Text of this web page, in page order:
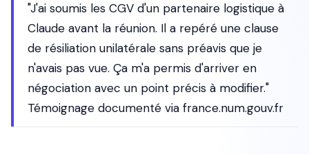
"J'ai soumis les CGV d'un partenaire logistique à
Claude avant la réunion. Il a repéré une clause
de résiliation unilatérale sans préavis que je
n'avais pas vue. Ça m'a permis d'arriver en
négociation avec un point précis à modifier."
Témoignage documenté via france.num.gouv.fr